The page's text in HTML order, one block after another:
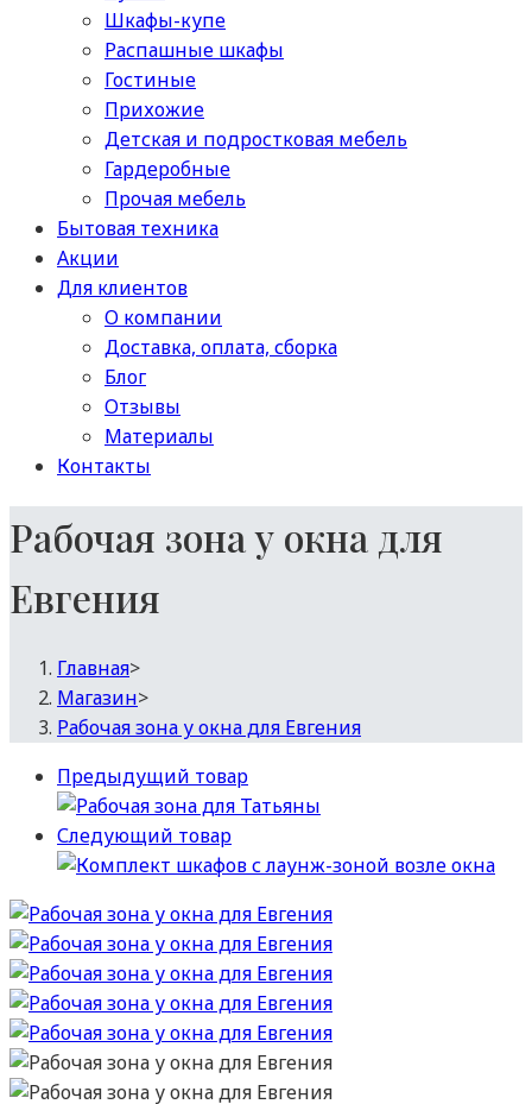
Шкафы-купе
Распашные шкафы
Гостиные
Прихожие
Детская и подростковая мебель
Гардеробные
Прочая мебель
Бытовая техника
Акции
Для клиентов
О компании
Доставка, оплата, сборка
Блог
Отзывы
Материалы
Контакты
Рабочая зона у окна для
Евгения
Главная>
Магазин>
Рабочая зона у окна для Евгения
Предыдущий товар
Следующий товар